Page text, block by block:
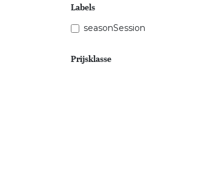
Labels
seasonSession
Prijsklasse